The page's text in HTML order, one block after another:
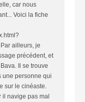
car nous
Voici la fiche
ailleurs, je
précédent, et
Il se trouve
une personne qui
sur le cinéaste.
il navige pas mal